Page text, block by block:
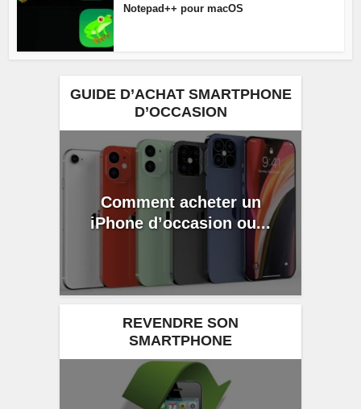
Notepad++ pour macOS
GUIDE D’ACHAT SMARTPHONE
D’OCCASION
Comment acheter un
iPhone d’occasion ou...
REVENDRE SON
SMARTPHONE